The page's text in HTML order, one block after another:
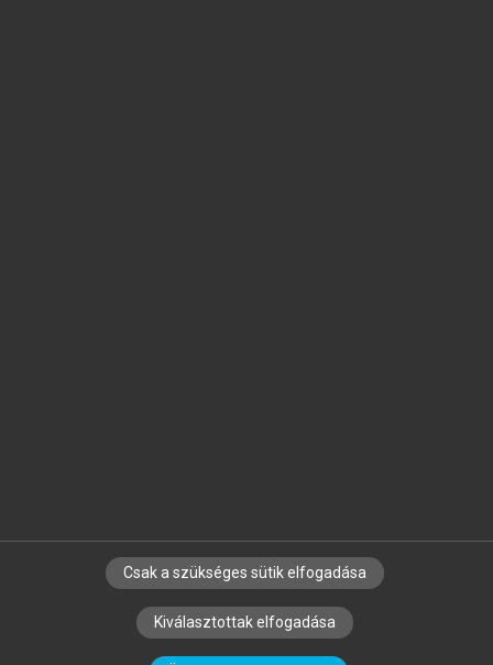
SZERZŐKNEK CÉGEKNEK KÖNYVTÁROSOKNAK
SZERKESZTÉSI ÉS LEKTORÁLÁSI ALAPELVEK
Csak a szükséges sütik elfogadása
Kiválasztottak elfogadása